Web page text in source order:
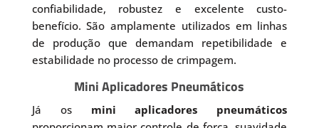
confiabilidade, robustez e excelente custo-
benefício. São amplamente utilizados em linhas
de produção que demandam repetibilidade e
estabilidade no processo de crimpagem.
Mini Aplicadores Pneumáticos
Já os mini aplicadores pneumáticos